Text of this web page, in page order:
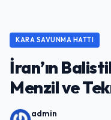
KARA SAVUNMA HATTI
İran’ın
Menzil ve
admin